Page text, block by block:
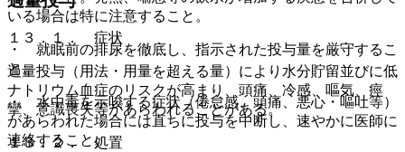
１３．１． 症状
過量投与（用法・用量を超える量）により水分貯留並びに低
ナトリウム血症のリスクが高まり、頭痛、冷感、嘔気、痙
攣、意識喪失等があらわれることがある。
１３．２． 処置
いる場合は特に注意すること。
・ 就眠前の排尿を徹底し、指示された投与量を厳守するこ
と。
・ 水中毒を示唆する症状（倦怠感、頭痛、悪心・嘔吐等）
があらわれた場合には直ちに投与を中断し、速やかに医師に
連絡すること。